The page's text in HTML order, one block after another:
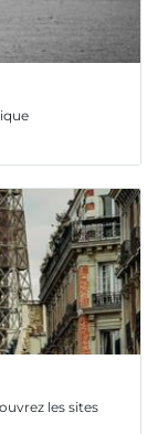
les sites